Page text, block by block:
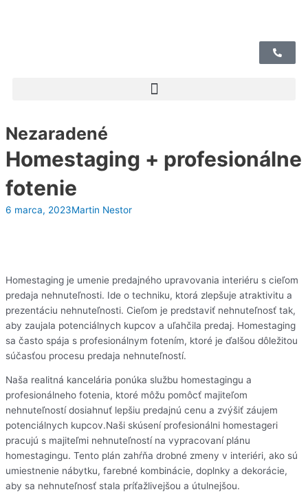
Nezaradené
Homestaging + profesionálne
fotenie
6 marca, 2023Martin Nestor
Homestaging je umenie predajného upravovania interiéru s cieľom
predaja nehnuteľnosti. Ide o techniku, ktorá zlepšuje atraktivitu a
prezentáciu nehnuteľnosti. Cieľom je predstaviť nehnuteľnosť tak,
aby zaujala potenciálnych kupcov a uľahčila predaj. Homestaging
sa často spája s profesionálnym fotením, ktoré je ďalšou dôležitou
súčasťou procesu predaja nehnuteľností.
Naša realitná kancelária ponúka službu homestagingu a
profesionálneho fotenia, ktoré môžu pomôcť majiteľom
nehnuteľností dosiahnuť lepšiu predajnú cenu a zvýšiť záujem
potenciálnych kupcov.Naši skúsení profesionálni homestageri
pracujú s majiteľmi nehnuteľností na vypracovaní plánu
homestagingu. Tento plán zahŕňa drobné zmeny v interiéri, ako sú
umiestnenie nábytku, farebné kombinácie, doplnky a dekorácie,
aby sa nehnuteľnosť stala príťažlivejšou a útulnejšou.